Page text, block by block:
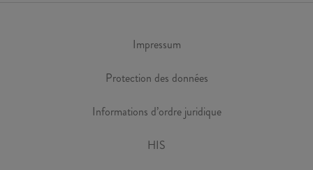
Impressum
Protection des données
Informations d’ordre juridique
HIS